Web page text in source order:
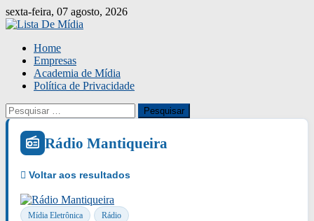
Skip
to
sexta-feira, 07 agosto, 2026
Home
Empresas
Academia de Mídia
Política de Privacidade
Pesquisar
por:
Rádio Mantiqueira
Mídia Eletrônica Rádio